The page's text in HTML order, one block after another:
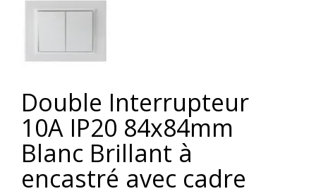
Double Interrupteur
10A IP20 84x84mm
Blanc Brillant à
encastré avec cadre